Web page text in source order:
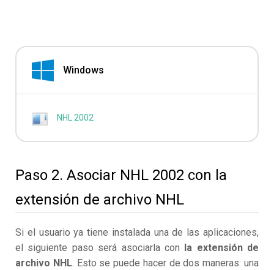
Windows
NHL 2002
Paso 2. Asociar NHL 2002 con la
extensión de archivo NHL
Si el usuario ya tiene instalada una de las aplicaciones,
el siguiente paso será asociarla con la extensión de
archivo NHL. Esto se puede hacer de dos maneras: una